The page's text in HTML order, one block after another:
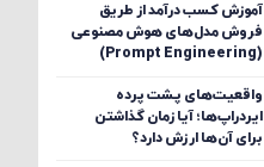
آموزش کسب درآمد از طریق
فروش مدل‌های هوش مصنوعی
(Prompt Engineering)
واقعیت‌های پشت پرده
ایردراپ‌ها؛ آیا زمان گذاشتن
برای آن‌ها ارزش دارد؟